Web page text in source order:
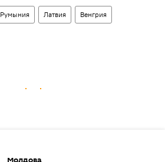
Румыния Латвия Венгрия
Молдова